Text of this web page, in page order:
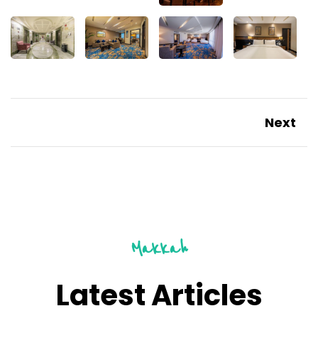
Next
Makkah
Latest Articles